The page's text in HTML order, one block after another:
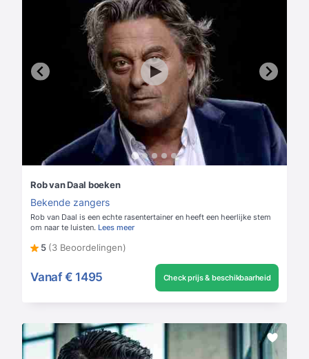
Rob van Daal boeken
Bekende zangers
Rob van Daal is een echte rasentertainer en heeft een heerlijke stem
om naar te luisten. Lees meer
5 (3 Beoordelingen)
Vanaf € 1495 Check prijs & beschikbaarheid